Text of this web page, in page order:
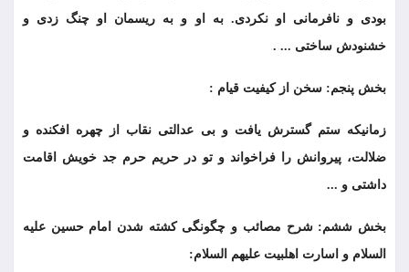
بودی و نافرمانی او نکردی. به او و به ریسمان او چنگ زدی و
خشنودش ساختی ... .
بخش پنجم: سخن از کیفیت قیام :
زمانیکه ستم گسترش یافت و بی عدالتی نقاب از چهره افکنده و
ضلالت، پیروانش را فراخواند و تو در حریم حرم جد خویش اقامت
داشتی و ...
بخش ششم: شرح مصائب و چگونگی کشته شدن امام حسین عليه
السلام و اسارت اهلبيت عليهم السلام: